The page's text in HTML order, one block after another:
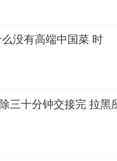
没有高端中国菜 时
三十分钟交接完 拉黑